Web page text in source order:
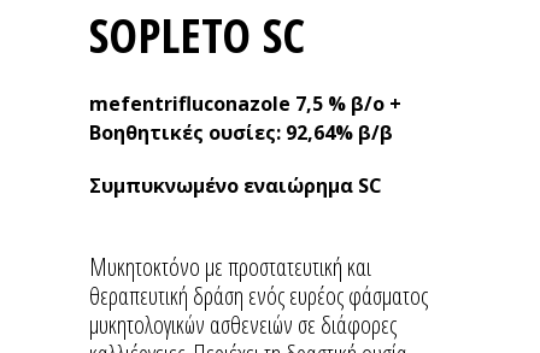
SOPLETO SC
mefentrifluconazole 7,5 % β/o +
Βοηθητικές ουσίες: 92,64% β/β
Συμπυκνωμένο εναιώρημα SC
Μυκητοκτόνο με προστατευτική και
θεραπευτική δράση ενός ευρέος φάσματος
μυκητολογικών ασθενειών σε διάφορες